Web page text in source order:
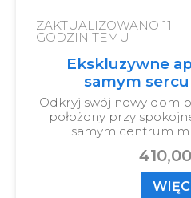
ZAKTUALIZOWANO 11
GODZIN TEMU
Ekskluzywne
samym
Odkryj swój nowy dom
położony przy
samym centrum